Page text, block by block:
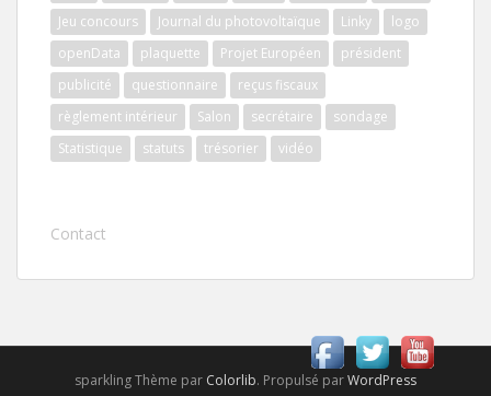
Jeu concours
Journal du photovoltaïque Linky
logo
openData
plaquette Projet Européen
président
publicité
questionnaire
reçus fiscaux
règlement intérieur
Salon secrétaire
sondage
Statistique
statuts trésorier vidéo
Contact
sparkling Thème par Colorlib. Propulsé parWordPress